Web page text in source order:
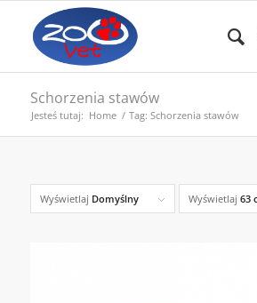
Schorzenia stawów
Jesteś tutaj: Home / Tag: Schorzenia stawów
Wyświetlaj Domyślny Wyświetlaj 63